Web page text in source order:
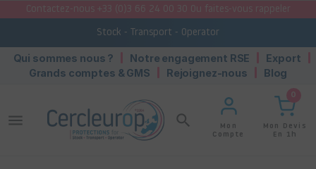
Contactez-nous +33 (0)3 66 24 00 30 Ou faites-vous rappeler
Stock - Transport - Operator
Qui sommes nous ? Notre engagement RSE
Export
Grands comptes & GMS
Rejoignez-nous Blog
search
Mon
Compte
0
Mon Devis
En 1h
menu